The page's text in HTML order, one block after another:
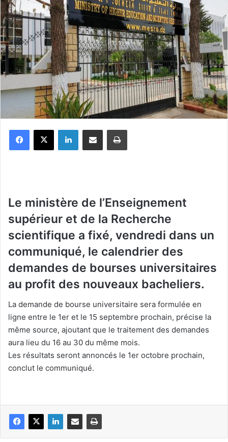
Le ministère de l’Enseignement
supérieur et de la Recherche
scientifique a fixé, vendredi dans un
communiqué, le calendrier des
demandes de bourses universitaires
au profit des nouveaux bacheliers.
La demande de bourse universitaire sera formulée en
ligne entre le 1er et le 15 septembre prochain, précise la
même source, ajoutant que le traitement des demandes
aura lieu du 16 au 30 du même mois.
Les résultats seront annoncés le 1er octobre prochain,
conclut le communiqué.